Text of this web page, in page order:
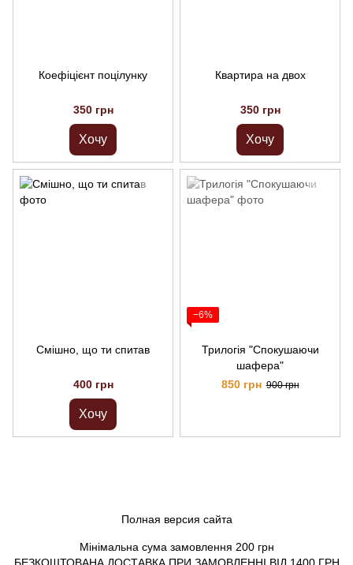
Коефіцієнт поцілунку
350 грн
Хочу
Квартира на двох
350 грн
Хочу
Смішно, що ти спитав
400 грн
Хочу
−6%
Трилогія "Спокушаючи
шафера"
850 грн 900 грн
Полная версия сайта
Мінімальна сума замовлення 200 грн